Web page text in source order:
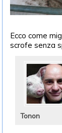
Ecco come
scrofe senza
Tonon